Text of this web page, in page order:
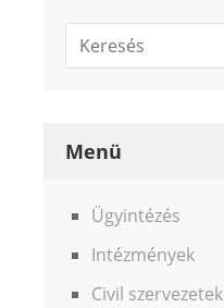
Menü
Ügyintézés
Intézmények
Civil szervezetek